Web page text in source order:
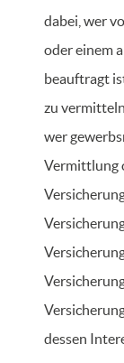
dabei, wer
oder einem
beauftragt
zu
wer
Vermittlung
dessen